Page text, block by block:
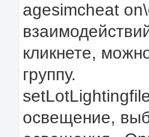
agesimcheat
кликнете,
группу.
освещение,